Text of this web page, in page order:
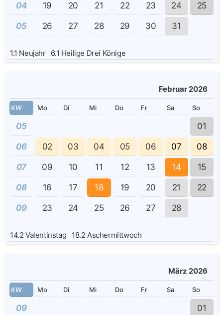
04 19 20 21 22 23 24 25
05 26 27 28 29 30 31
1.1 Neujahr 6.1 Heilige Drei Könige
Februar 2026
KW Mo Di Mi Do Fr Sa So
05 01
06 02 03 04 05 06 07 08
07 09 10 11 12 13 14 15
08 16 17 18 19 20 21 22
09 23 24 25 26 27 28
14.2 Valentinstag 18.2 Aschermittwoch
März 2026
KW Mo Di Mi Do Fr Sa So
09 01